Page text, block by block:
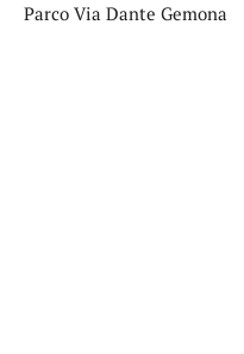
Parco Via Dante Gemona